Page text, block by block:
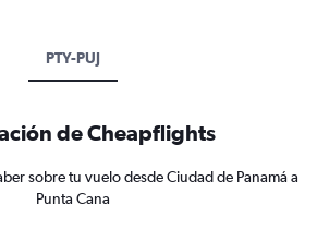
PTY-PUJ
de Cheapflights
sobre tu vuelo desde Ciudad de Panamá a
Punta Cana